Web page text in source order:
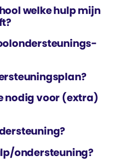
welke hulp mijn
nodig voor (extra)
ondersteuning?